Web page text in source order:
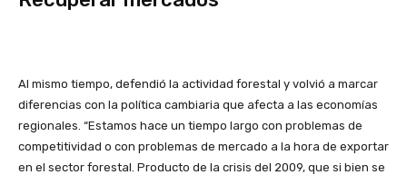
Al mismo tiempo, defendió la actividad forestal y volvió a marcar
diferencias con la política cambiaria que afecta a las economías
regionales. “Estamos hace un tiempo largo con problemas de
competitividad o con problemas de mercado a la hora de exportar
en el sector forestal. Producto de la crisis del 2009, que si bien se